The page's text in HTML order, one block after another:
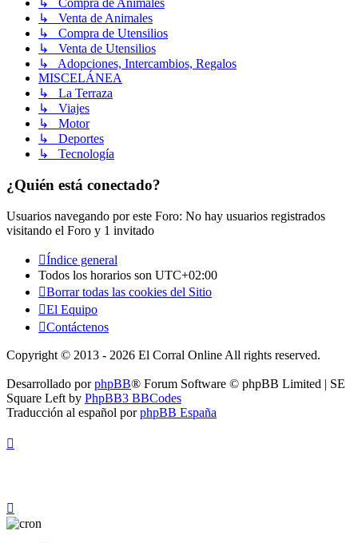
↳ Compra de Animales
↳ Venta de Animales
↳ Compra de Utensilios
↳ Venta de Utensilios
↳ Adopciones, Intercambios, Regalos
MISCELÁNEA
↳ La Terraza
↳ Viajes
↳ Motor
↳ Deportes
↳ Tecnología
¿Quién está conectado?
Usuarios navegando por este Foro: No hay usuarios registrados
visitando el Foro y 1 invitado
Índice general
Todos los horarios son UTC+02:00
Borrar todas las cookies del Sitio
El Equipo
Contáctenos
Copyright © 2013 - 2026 El Corral Online All rights reserved.
Desarrollado porphpBB® Forum Software © phpBB Limited | SE
Square Left by PhpBB3 BBCodes
Traducción al español porphpBB España